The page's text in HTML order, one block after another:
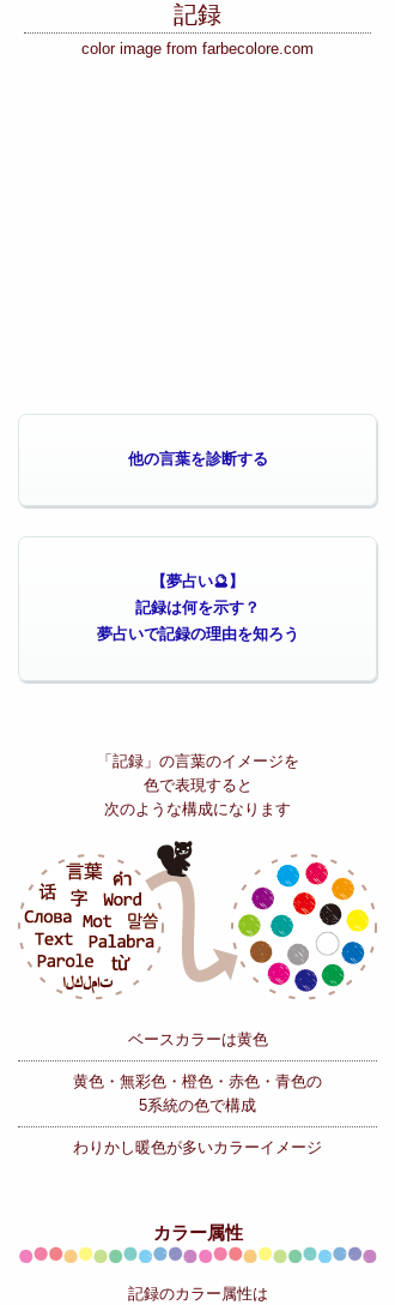
記録
color image from farbecolore.com
他の言葉を診断する
【夢占い🔮】
記録は何を示す？
夢占いで記録の理由を知ろう
「記録」の言葉のイメージを
色で表現すると
次のような構成になります
ベースカラーは黄色
黄色・無彩色・橙色・赤色・青色の
5系統の色で構成
わりかし暖色が多いカラーイメージ
カラー属性
記録のカラー属性は